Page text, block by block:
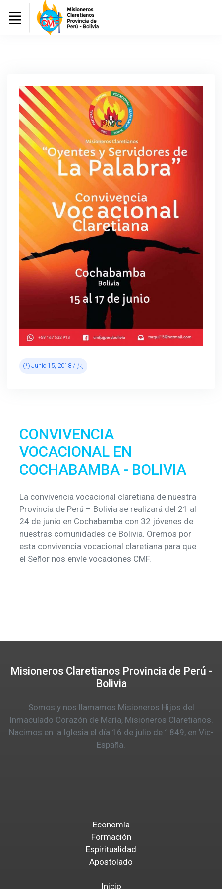
CONVIVENCIA
VOCACIONAL EN
COCHABAMBA - BOLIVIA
La convivencia vocacional claretiana de nuestra
Provincia de Perú – Bolivia se realizará del 21 al
24 de junio en Cochabamba con 32 jóvenes de
nuestras comunidades de Bolivia. Oremos por
esta convivencia vocacional claretiana para que
el Señor nos envíe vocaciones CMF.
Junio 15, 2018 /
Misioneros Claretianos Provincia de Perú -
Bolivia
Somos y nos llamamos Misioneros Hijos del
Inmaculado Corazón de María, Misioneros Claretianos.
Nacimos en la Iglesia el día 16 de julio de 1849, en Vic-
España.
Economía
Formación
Espiritualidad
Apostolado
Inicio